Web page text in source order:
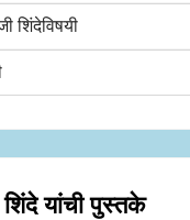
शिंदेविषयी
शिंदे यांची पुस्तके